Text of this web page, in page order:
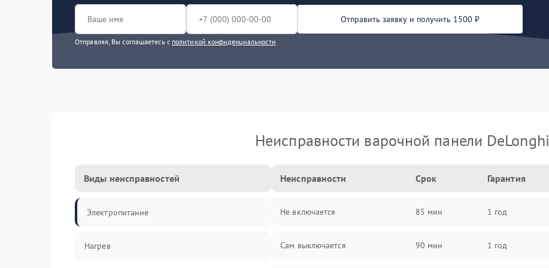
Отправить заявку и получить 1500 ₽
Отправляя, Вы соглашаетесь с политикой конфиденциальности
Неисправности варочной панели DeLonghi
Виды неисправностей
Электропитание
Нагрев
Неисправности Срок Гарантия
Не включается 85 мин 1 год
Сам выключается 90 мин 1 год